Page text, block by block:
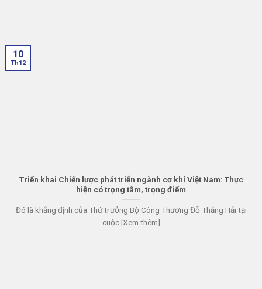
Triển khai Chiến lược phát triển ngành cơ khí Việt Nam: Thực
hiện có trọng tâm, trọng điểm
Đó là khẳng định của Thứ trưởng Bộ Công Thương Đỗ Thắng Hải tại
cuộc [Xem thêm]
10
Th12